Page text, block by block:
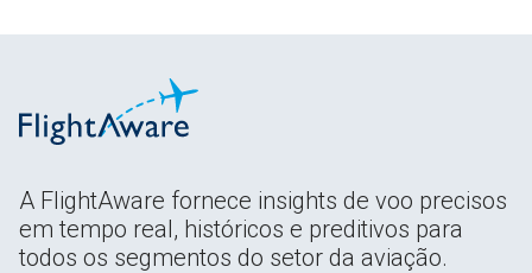
A FlightAware fornece insights de voo precisos
em tempo real, históricos e preditivos para
todos os segmentos do setor da aviação.